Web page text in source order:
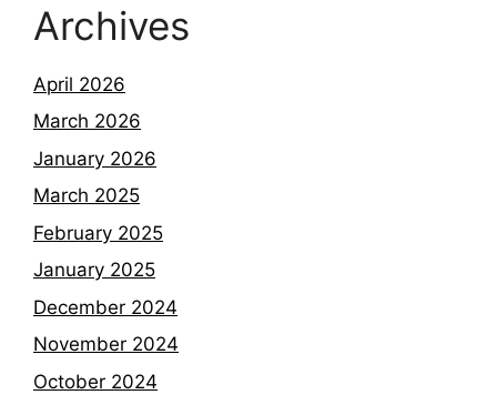
Archives
April 2026
March 2026
January 2026
March 2025
February 2025
January 2025
December 2024
November 2024
October 2024